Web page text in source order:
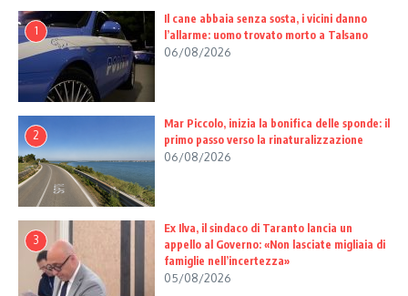
1
Il cane abbaia senza sosta, i vicini danno
l’allarme: uomo trovato morto a Talsano
06/08/2026
2
Mar Piccolo, inizia la bonifica delle sponde: il
primo passo verso la rinaturalizzazione
06/08/2026
3
Ex Ilva, il sindaco di Taranto lancia un
appello al Governo: «Non lasciate migliaia di
famiglie nell’incertezza»
05/08/2026